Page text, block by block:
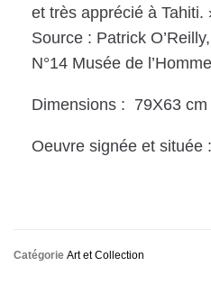
et très apprécié à Tahiti.
Source : Patrick
N°14 Musée de
Dimensions : 79X63 cm
Oeuvre signée et située
Catégorie Art et Collection